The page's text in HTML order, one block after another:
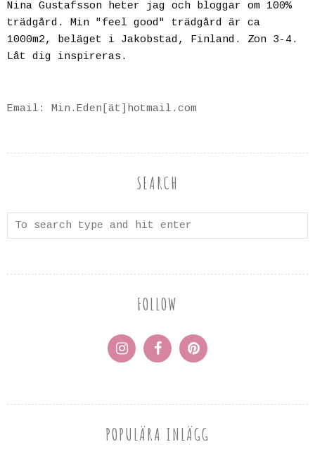
Nina Gustafsson heter jag och bloggar om 100%
trädgård. Min "feel good" trädgård är ca
1000m2, beläget i Jakobstad, Finland. Zon 3-4.
Låt dig inspireras.
Email: Min.Eden[ät]hotmail.com
SEARCH
FOLLOW
POPULÄRA INLÄGG